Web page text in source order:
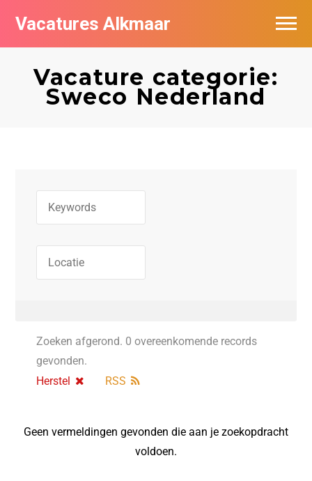
Vacatures Alkmaar
Vacature categorie:
Sweco Nederland
Zoeken afgerond. 0 overeenkomende records
gevonden.
Herstel
RSS
Geen vermeldingen gevonden die aan je zoekopdracht
voldoen.
Vacatures per bedrijf
Nieuwsbrief feed